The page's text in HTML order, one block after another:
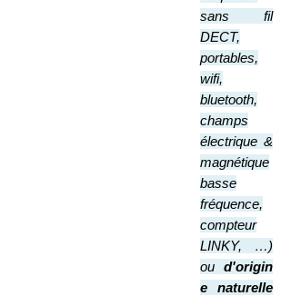
sans fil
DECT,
portables,
wifi,
bluetooth,
champs
électrique &
magnétique
basse
fréquence,
compteur
LINKY, …)
ou d'origin
e naturelle